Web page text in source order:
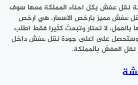
نقل عفش بكل احناء المملكة معها سوف
عفش مميز بارخص الاسعار، هي ارخص
لا تحتار وتبحث كثيرا فقط اطلب
على اعلى جودة نقل عفش داخل
العفش بالمملكة.